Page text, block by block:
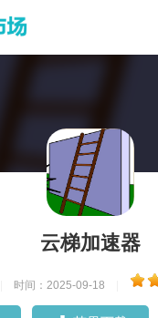
云梯加速器
时间：2025-09-18